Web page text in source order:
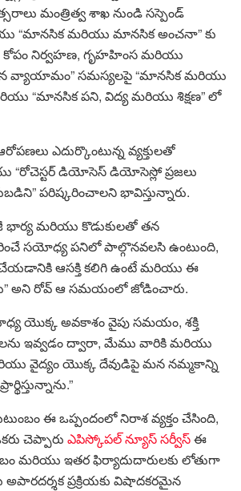
మంత్రిత్వ శాఖ నుండి సస్పెండ్
“మానసిక మరియు మానసిక అంచనా” కు
నిర్వహణ, గృహహింస మరియు
వ్యాయామం” సమస్యలపై “మానసిక మరియు
“మానసిక పని, విద్య మరియు శిక్షణ” లో
ఎదుర్కొంటున్న వ్యక్తులతో
డియోసెస్ డియోసెస్లో ప్రజలు
పరిష్కరించాలని భావిస్తున్నారు.
భార్య మరియు కొడుకులతో తన
సయోధ్య పనిలో పాల్గొనవలసి ఉంటుంది,
చేయడానికి ఆసక్తి కలిగి ఉంటే మరియు ఈ
అని రోవ్ ఆ సమయంలో జోడించారు.
యొక్క అవకాశం వైపు సమయం, శక్తి
ఇవ్వడం ద్వారా, మేము వారికి మరియు
వైద్యం యొక్క దేవుడిపై మన నమ్మకాన్ని
ఈ ఒప్పందంలో నిరాశ వ్యక్తం చేసింది,
చెప్పారు ఎపిస్కోపల్ న్యూస్ సర్వీస్ఈ
మరియు ఇతర ఫిర్యాదుదారులకు లోతుగా
ప్రక్రియకు విషాదకరమైన